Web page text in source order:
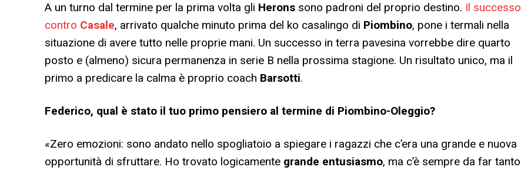
A un turno dal termine per la prima volta gli Herons sono padroni del proprio destino. Il successo
contro Casale, arrivato qualche minuto prima del ko casalingo di Piombino, pone i termali nella
situazione di avere tutto nelle proprie mani. Un successo in terra pavesina vorrebbe dire quarto
posto e (almeno) sicura permanenza in serie B nella prossima stagione. Un risultato unico, ma il
primo a predicare la calma è proprio coach Barsotti.
Federico, qual è stato il tuo primo pensiero al termine di Piombino-Oleggio?
«Zero emozioni: sono andato nello spogliatoio a spiegare i ragazzi che c’era una grande e nuova
opportunità di sfruttare. Ho trovato logicamente grande entusiasmo, ma c’è sempre da far tanto